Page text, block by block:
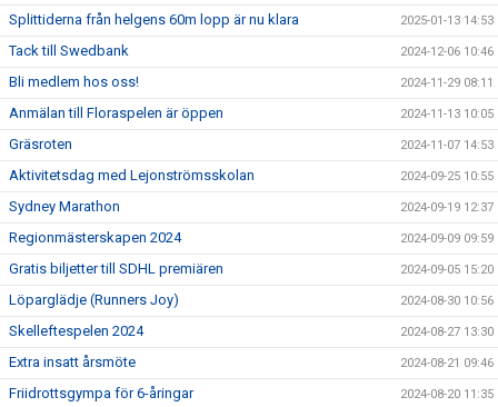
Splittiderna från helgens 60m lopp är nu klara 2025-01-13 14:53
Tack till Swedbank 2024-12-06 10:46
Bli medlem hos oss! 2024-11-29 08:11
Anmälan till Floraspelen är öppen 2024-11-13 10:05
Gräsroten 2024-11-07 14:53
Aktivitetsdag med Lejonströmsskolan 2024-09-25 10:55
Sydney Marathon 2024-09-19 12:37
Regionmästerskapen 2024 2024-09-09 09:59
Gratis biljetter till SDHL premiären 2024-09-05 15:20
Löparglädje (Runners Joy) 2024-08-30 10:56
Skelleftespelen 2024 2024-08-27 13:30
Extra insatt årsmöte 2024-08-21 09:46
Friidrottsgympa för 6-åringar 2024-08-20 11:35